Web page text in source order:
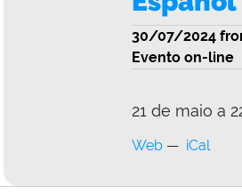
30/07/2024
Evento on-line
21 de maio a
Web iCal